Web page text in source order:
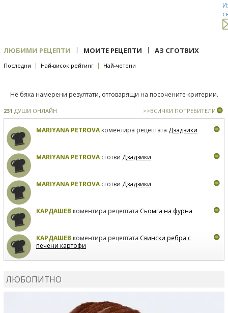
ЛЮБИМИ РЕЦЕПТИ | МОИТЕ РЕЦЕПТИ | АЗ СГОТВИХ
Последни | Най-висок рейтинг | Най-четени
Не бяха намерени резултати, отговарящи на посочените критерии.
231 ДУШИ ОНЛАЙН >>ВСИЧКИ ПОТРЕБИТЕЛИ
MARIYANA PETROVAкоментира рецептата Дзадзики
MARIYANA PETROVAсготви Дзадзики
MARIYANA PETROVAсготви Дзадзики
КАРДАШЕВ коментира рецептата Сьомга на фурна
КАРДАШЕВ коментира рецептата Свински ребра с
печени картофи
ЛЮБОПИТНО